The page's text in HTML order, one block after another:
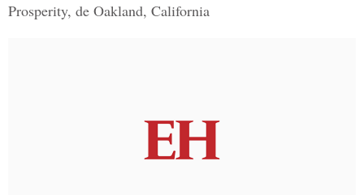
Prosperity, de Oakland, California